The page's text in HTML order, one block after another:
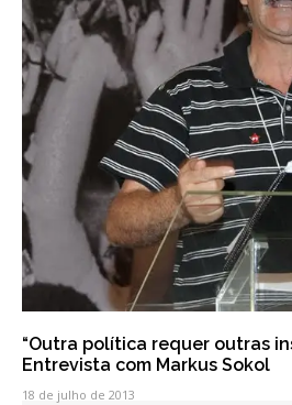
“Outra política requer outras
Entrevista com Markus Sokol
18 de julho de 2013